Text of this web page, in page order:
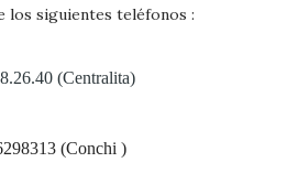
los siguientes teléfonos :
(Centralita)
(Conchi )